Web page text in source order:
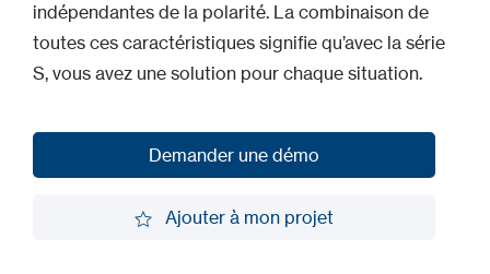
indépendantes de la polarité. La combinaison de
toutes ces caractéristiques signifie qu’avec la série
S, vous avez une solution pour chaque situation.
Demander une démo
Ajouter à mon projet